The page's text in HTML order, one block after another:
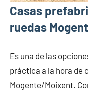
Casas
ruedas
Es una de las
práctica a la hora de
Mogente/Moixent.